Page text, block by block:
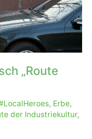
„Route
, Erbe,
der Industriekultur,